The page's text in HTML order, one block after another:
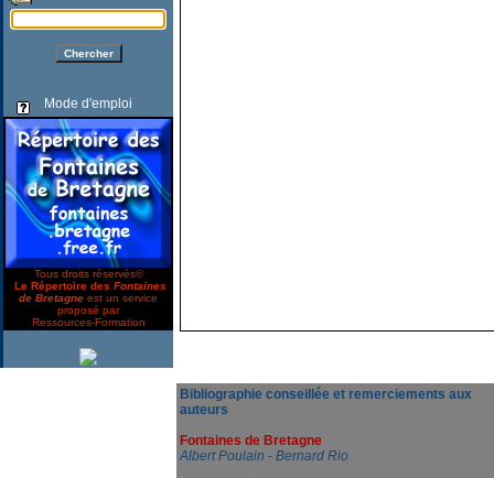
Mode d'emploi
Tous droits réservés©
Le Répertoire des Fontaines
de Bretagne est un service
proposé par
Ressources-Formation
Bibliographie conseillée et remerciements aux
auteurs
Fontaines de Bretagne
Albert Poulain - Bernard Rio